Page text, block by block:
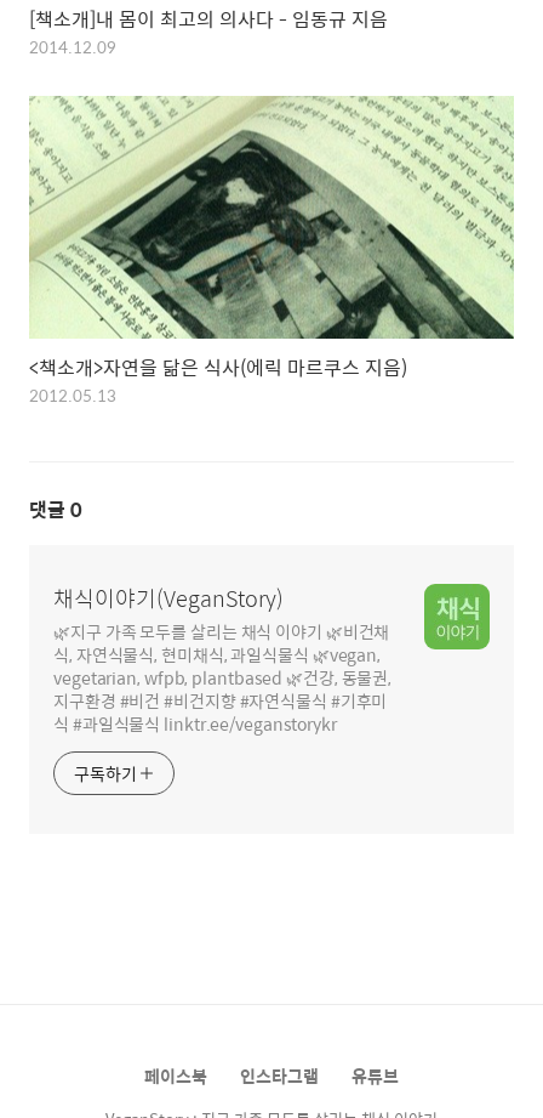
[책소개]내 몸이 최고의 의사다 - 임동규 지음
2014.12.09
<책소개>자연을 닮은 식사(에릭 마르쿠스 지음)
2012.05.13
댓글 0
채식이야기(VeganStory)
🌿지구 가족 모두를 살리는 채식 이야기 🌿비건채
식, 자연식물식, 현미채식, 과일식물식 🌿vegan,
vegetarian, wfpb, plantbased 🌿건강, 동물권,
지구환경 #비건 #비건지향 #자연식물식 #기후미
식 #과일식물식 linktr.ee/veganstorykr
구독하기
페이스북 인스타그램 유튜브